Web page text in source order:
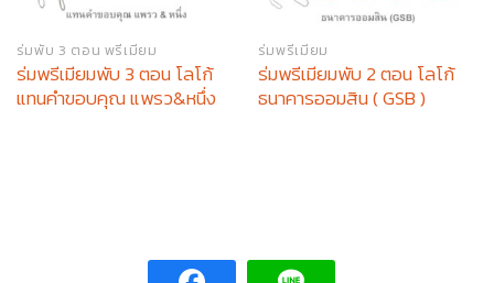
ร่มพับ 3 ตอน พรีเมียม
ร่มพรีเมียมพับ 3 ตอน โลโก้
แทนคำขอบคุณ แพรว&หนึ่ง
ร่มพรีเมียม
ร่มพรีเมียมพับ 2 ตอน โลโก้
ธนาคารออมสิน ( GSB )